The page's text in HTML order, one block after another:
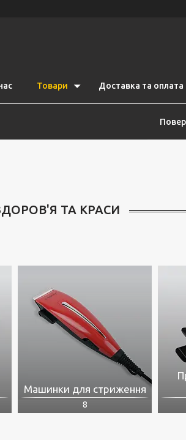
Товари Доставка та оплата
ТА КРАСИ
Машинки для стриження
8